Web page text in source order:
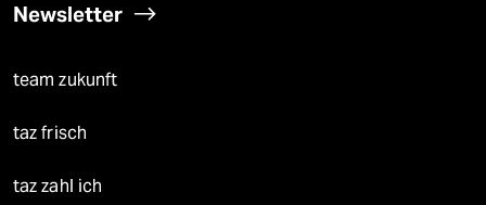
Newsletter
team zukunft
taz frisch
taz zahl ich